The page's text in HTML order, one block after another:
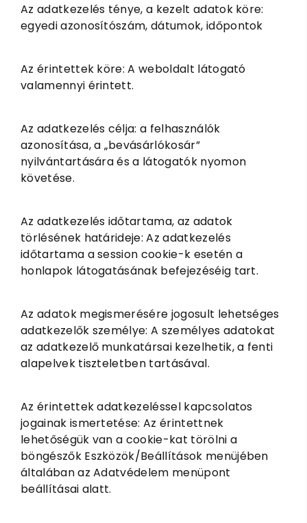
Az adatkezelés ténye, a kezelt adatok köre:
egyedi azonosítószám, dátumok, időpontok
Az érintettek köre: A weboldalt látogató
valamennyi érintett.
Az adatkezelés célja: a felhasználók
azonosítása, a „bevásárlókosár”
nyilvántartására és a látogatók nyomon
követése.
Az adatkezelés időtartama, az adatok
törlésének határideje: Az adatkezelés
időtartama a session cookie-k esetén a
honlapok látogatásának befejezéséig tart.
Az adatok megismerésére jogosult lehetséges
adatkezelők személye: A személyes adatokat
az adatkezelő munkatársai kezelhetik, a fenti
alapelvek tiszteletben tartásával.
Az érintettek adatkezeléssel kapcsolatos
jogainak ismertetése: Az érintettnek
lehetőségük van a cookie-kat törölni a
böngészők Eszközök/Beállítások menüjében
általában az Adatvédelem menüpont
beállításai alatt.